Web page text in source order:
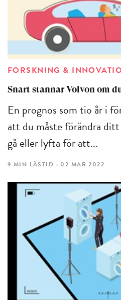
FORSKNING &
Snart stannar Volvon om
En prognos som tio år i
att du måste förändra
gå eller lyfta för att...
9 MIN LÄSTID : 02 MAR 2022